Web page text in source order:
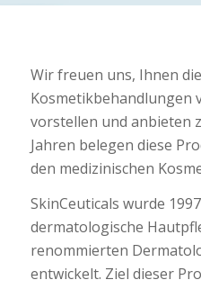
Wir freuen uns, Ihnen
Kosmetikbehandlungen
vorstellen und anbieten
Jahren belegen diese
den medizinischen
SkinCeuticals wurde
dermatologische
renommierten
entwickelt. Ziel dieser